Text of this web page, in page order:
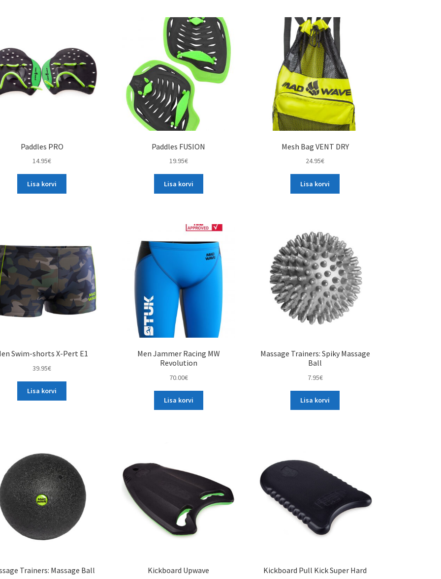
Paddles PRO
14.95€
Lisa korvi
Paddles FUSION
19.95€
Lisa korvi
Mesh Bag VENT DRY
24.95€
Lisa korvi
Swim-shorts X-Pert E1
39.95€
Lisa korvi
Men Jammer Racing MW
Revolution
70.00€
Lisa korvi
Massage Trainers: Spiky Massage
Ball
7.95€
Lisa korvi
Trainers: Massage Ball Kickboard Upwave Kickboard Pull Kick Super Hard